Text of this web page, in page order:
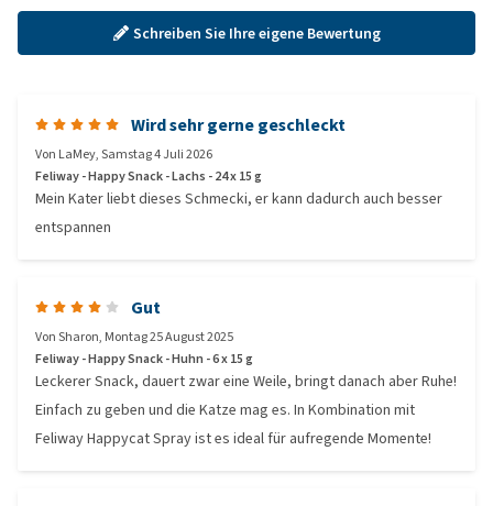
Schreiben Sie Ihre eigene Bewertung
Wird sehr gerne geschleckt
Von LaMey,Samstag 4 Juli 2026
Feliway - Happy Snack - Lachs - 24 x 15 g
Mein Kater liebt dieses Schmecki, er kann dadurch auch besser
entspannen
Gut
VonSharon, Montag 25 August 2025
Feliway - Happy Snack - Huhn - 6 x 15 g
Leckerer Snack, dauert zwar eine Weile, bringt danach aber Ruhe!
Einfach zu geben und die Katze mag es. In Kombination mit
Feliway Happycat Spray ist es ideal für aufregende Momente!